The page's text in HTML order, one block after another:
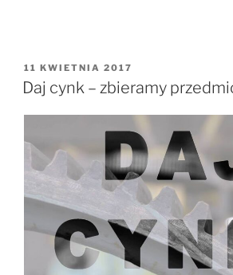
OPUBLIKOWANE
W
11 KWIETNIA 2017
Daj cynk – zbieramy